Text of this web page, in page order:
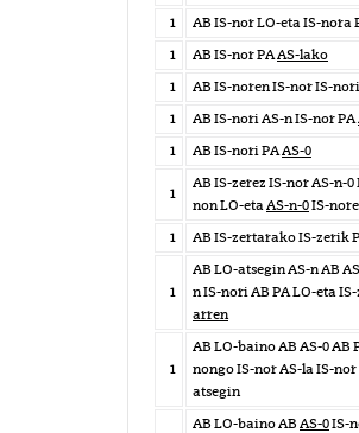
1
AB IS-nor LO-eta IS-nora
1
AB IS-nor PAAS-lako
1
AB IS-noren IS-nor IS-
1
AB IS-nori AS-n IS-nor PA
1
AB IS-nori PAAS-0
1
AB IS-zerez IS-nor AS-n-0
non LO-etaAS-n-0IS-
1
AB IS-zertarako IS-zerik
1
AB LO-atsegin AS-n AB
n IS-nori AB PA LO-eta
arren
1
AB LO-baino AB AS-0 AB
nongo IS-nor AS-la IS-
atsegin
AB LO-baino AB AS-0IS-